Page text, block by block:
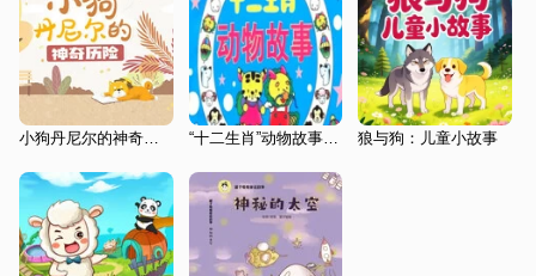
“十二生肖”动物故事集|趣味童话故事 狼与狗：儿童小故事